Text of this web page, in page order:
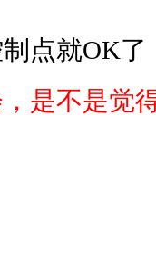
点就OK了
是不是觉